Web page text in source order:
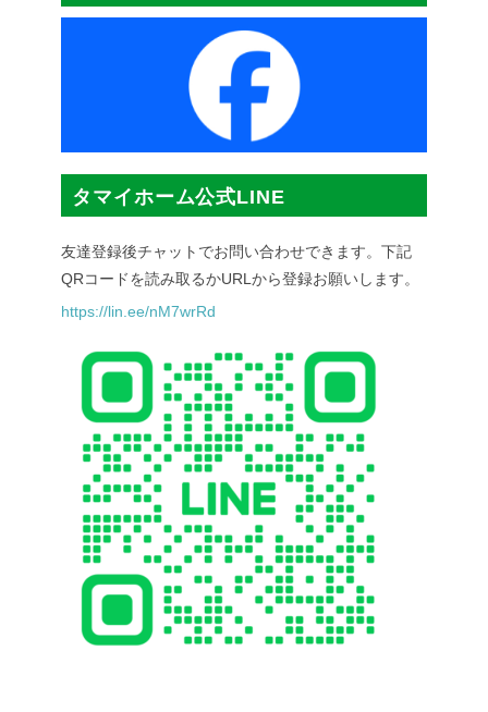
タマイホーム公式LINE
友達登録後チャットでお問い合わせできます。下記
QRコードを読み取るかURLから登録お願いします。
https://lin.ee/nM7wrRd